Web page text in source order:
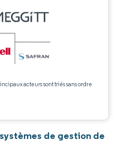
acteurs sont triés sans ordre
de gestion de